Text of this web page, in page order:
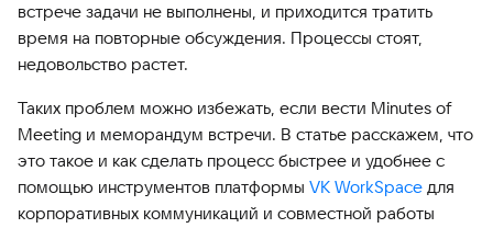
встрече задачи не выполнены, и приходится тратить
время на повторные обсуждения. Процессы стоят,
недовольство растет.
Таких проблем можно избежать, если вести Minutes of
Meeting и меморандум встречи. В статье расскажем, что
это такое и как сделать процесс быстрее и удобнее с
помощью инструментов платформы VK WorkSpace для
корпоративных коммуникаций и совместной работы